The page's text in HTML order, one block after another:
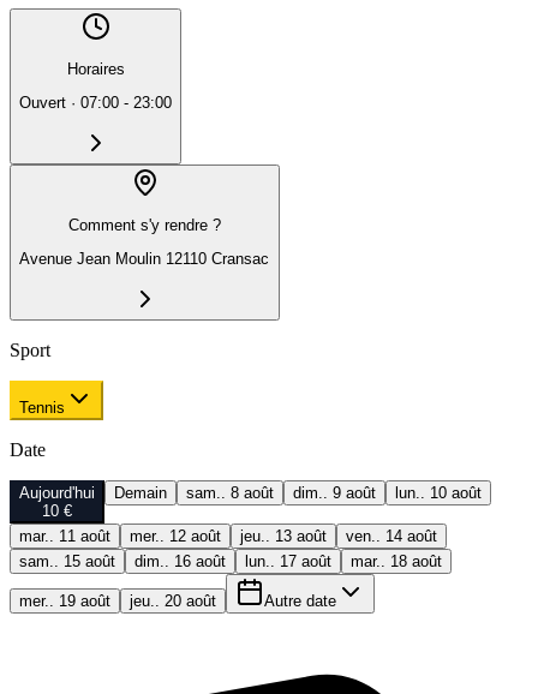
Horaires
Ouvert · 07:00 - 23:00
Comment s'y rendre ?
Avenue Jean Moulin 12110 Cransac
Sport
Tennis
Date
Aujourd'hui
10 €
Demain sam.. 8 août dim.. 9 août lun.. 10 août
mar.. 11 août mer.. 12 août jeu.. 13 août
ven.. 14 août
sam.. 15 août
dim.. 16 août lun.. 17 août mar.. 18 août
mer.. 19 août jeu.. 20 août Autre date